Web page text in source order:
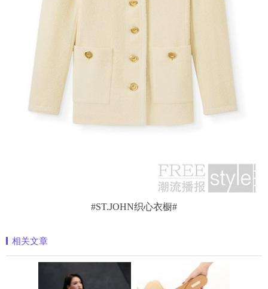
#ST.JOHN织心衣橱#
相关文章